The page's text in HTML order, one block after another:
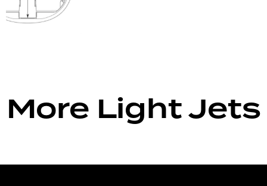
More Light Jets